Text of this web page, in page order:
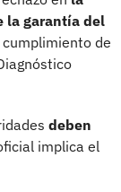
la garantía del
de
deben
implica el